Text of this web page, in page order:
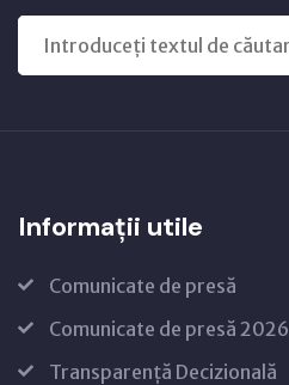
Informații utile
Comunicate de presă
Comunicate de presă 2026
Transparență Decizională